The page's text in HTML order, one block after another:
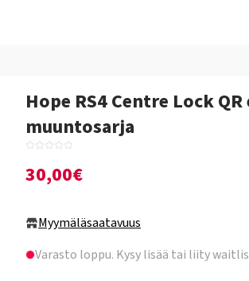
Hope RS4 Centre Lock
muuntosarja
30,00€
Myymäläsaatavuus
Varasto loppu. Kysy lisää tai liity